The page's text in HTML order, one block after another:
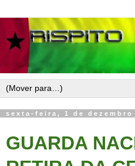
sexta-feira, 1 de dezembro
GUARDA